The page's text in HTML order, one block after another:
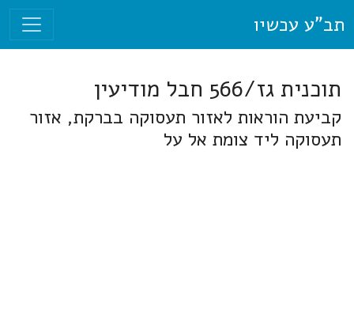
תב"ע עכשיו
תוכנית גז/566 חבל מודיעין
קביעת הוראות לאזור תעסוקה בברקת, אזור
תעסוקה ליד צומת אל על